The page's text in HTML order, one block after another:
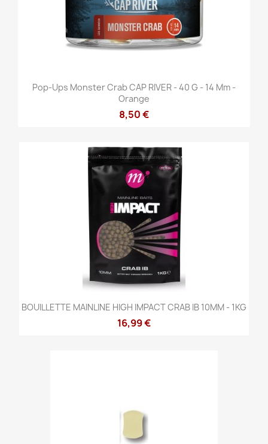
Pop-Ups Monster Crab CAP RIVER - 40 G - 14 Mm -
Orange
8,50 €
BOUILLETTE MAINLINE HIGH IMPACT CRAB IB 10MM - 1KG
16,99 €